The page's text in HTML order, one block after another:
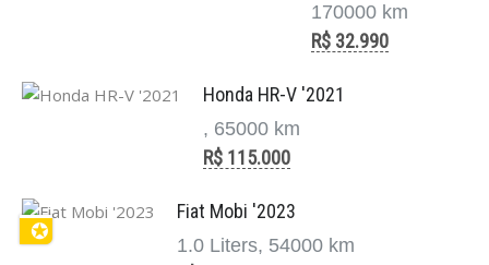
170000 km
R$ 32.990
Honda HR-V '2021
, 65000 km
R$ 115.000
✪
Fiat Mobi '2023
1.0 Liters, 54000 km